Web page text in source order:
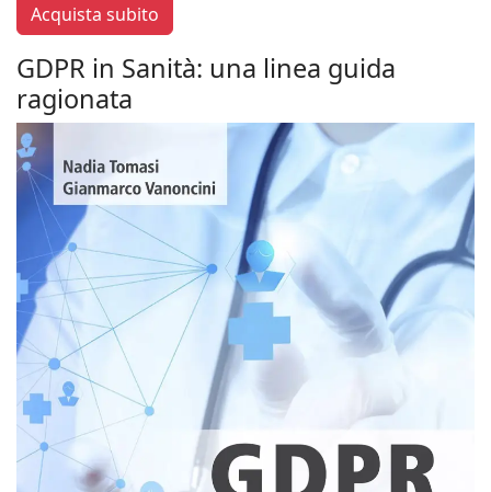
Acquista subito
GDPR in Sanità: una linea guida
ragionata